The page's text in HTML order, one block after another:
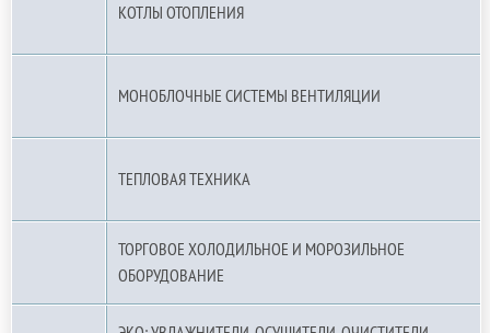
КОТЛЫ ОТОПЛЕНИЯ
МОНОБЛОЧНЫЕ СИСТЕМЫ ВЕНТИЛЯЦИИ
ТЕПЛОВАЯ ТЕХНИКА
ТОРГОВОЕ ХОЛОДИЛЬНОЕ И МОРОЗИЛЬНОЕ
ОБОРУДОВАНИЕ